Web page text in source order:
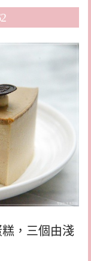
，三個由淺